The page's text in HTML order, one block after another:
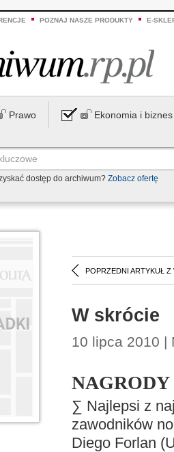
POZNAJ NASZE PRODUKTY E-
Prawo Ekonomia i biznes
dostęp do archiwum? Zobacz ofertę
POPRZEDNI ARTYKUŁ Z
W skrócie
10 lipca 2010 |
NAGRODY
∑ Najlepsi z
zawodników
Diego Forlan